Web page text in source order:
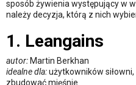
sposób żywienia występujący w
należy decyzja, którą z nich
1. Leangains
autor: Martin Berkhan
idealne dla:użytkowników
zbudować mięśnie